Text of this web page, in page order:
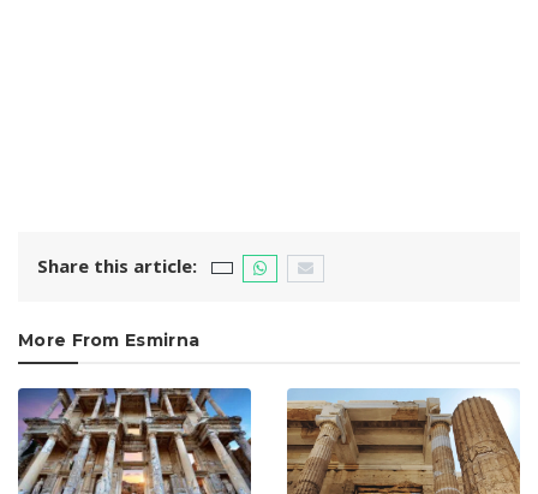
Share this article:
More From Esmirna